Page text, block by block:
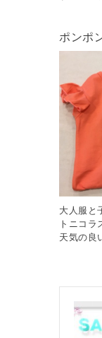
ポンポ
大人服と
トニコ
天気の良